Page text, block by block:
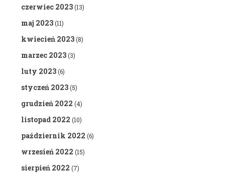
czerwiec 2023(13)
maj 2023(11)
kwiecień 2023(8)
marzec 2023(3)
luty 2023(6)
styczeń 2023(5)
grudzień 2022 (4)
listopad 2022 (10)
październik 2022 (6)
wrzesień 2022 (15)
sierpień 2022 (7)